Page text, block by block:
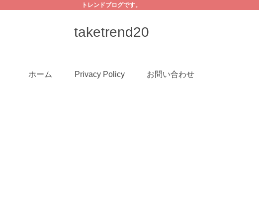
トレンドブログです。
taketrend20
ホーム Privacy Policy お問い合わせ